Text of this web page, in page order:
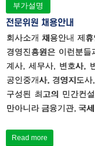
부가설명
전문위원 채용안내
회사소개 채용안내 제
경영진흥원은 이런분
계사, 세무사, 변호사,
공인중개사, 경영지도
구성된 최고의 민간컨
만아니라 금융기관, 국
Read more